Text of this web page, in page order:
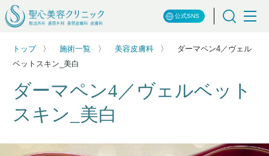
公式SNS
トップ 施術一覧 美容皮膚科
ダーマペン4／ヴェル
ベットスキン_美白
ダーマペン4／ヴェルベット
スキン_美白